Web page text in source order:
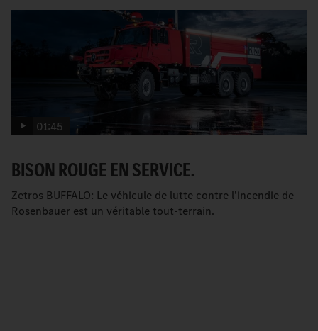
01:45
BISON ROUGE EN SERVICE.
Zetros BUFFALO: Le véhicule de lutte contre l'incendie de
Rosenbauer est un véritable tout-terrain.